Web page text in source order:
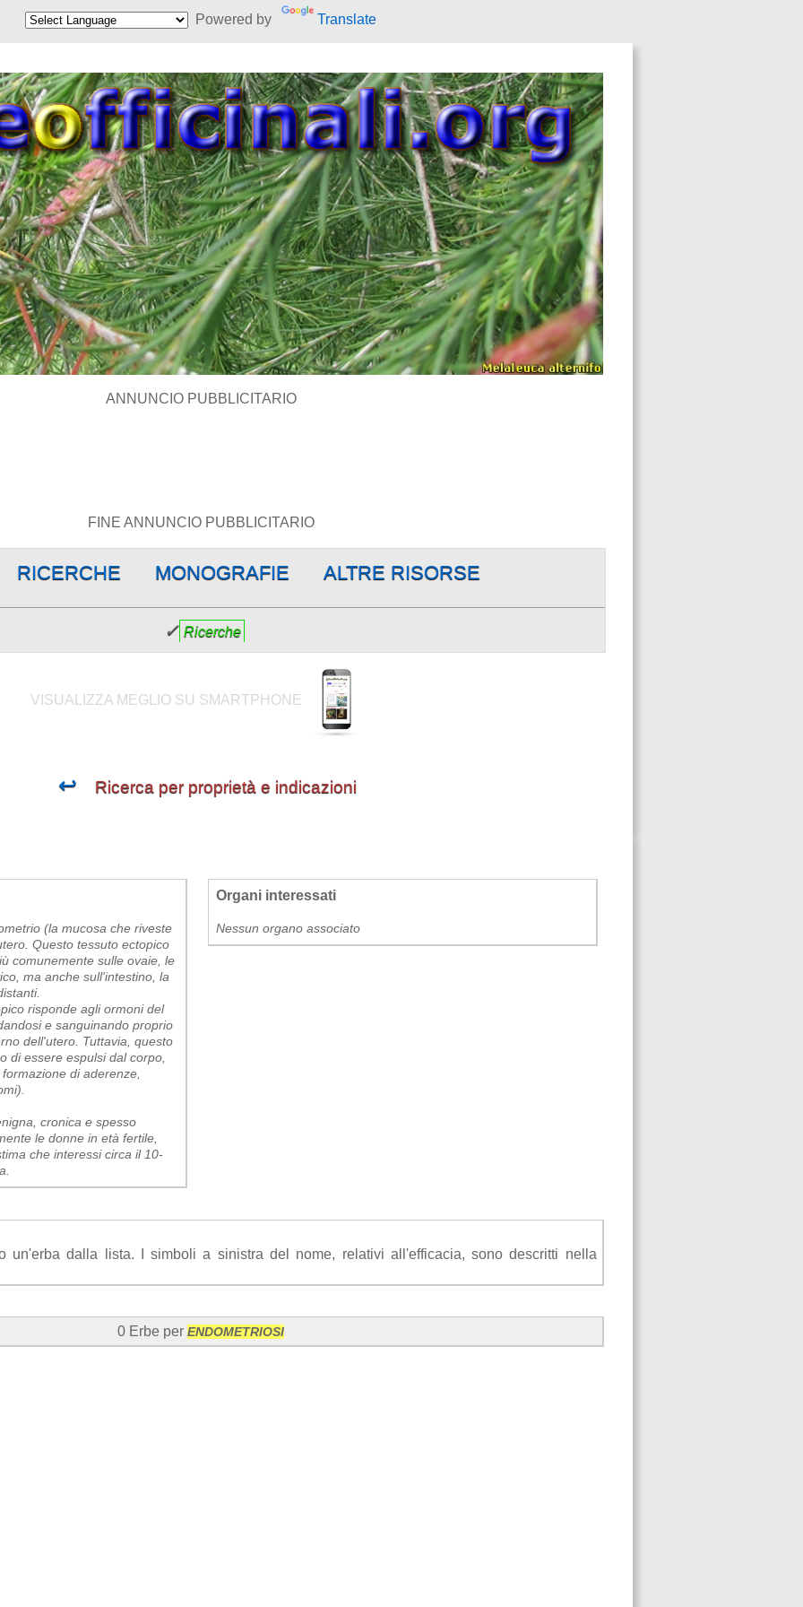
Powered by Translate
ANNUNCIO PUBBLICITARIO
FINE ANNUNCIO PUBBLICITARIO
RICERCHE MONOGRAFIE ALTRE RISORSE
✓ Ricerche
VISUALIZZA MEGLIO SU SMARTPHONE
↩ Ricerca per proprietà e indicazioni
(la mucosa che riveste
Questo tessuto ectopico
comunemente sulle ovaie, le
ma anche sull'intestino, la
risponde agli ormoni del
e sanguinando proprio
dell'utero. Tuttavia, questo
di essere espulsi dal corpo,
di aderenze,
cronica e spesso
le donne in età fertile,
che interessi circa il 10-
Organi interessati
Nessun organo associato
un'erba dalla lista. I simboli a sinistra del nome, relativi all'efficacia, sono descritti nella
0 Erbe per ENDOMETRIOSI